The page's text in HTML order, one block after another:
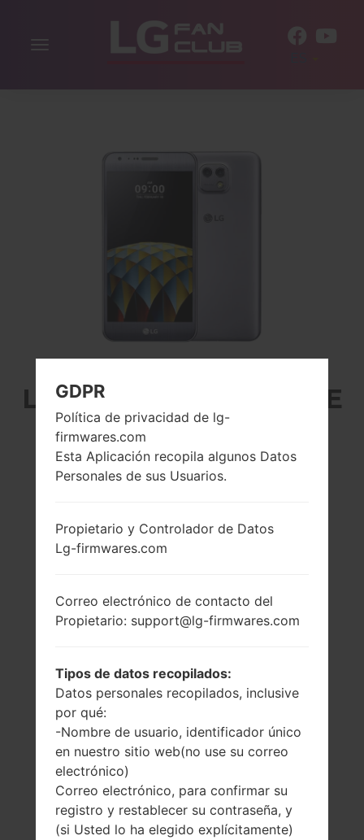
Alternar
LG K580Y (LGK580Y) DE
LA SERIE LG X CAM
5.2 pulgadas
1080 x 1920 píxeles
(~424 densidad de
píxeles por
118 gramos (4.16
onzas)
2520 mAh
2GB
GDPR
Política de privacidad de lg-
firmwares.com
Esta Aplicación recopila algunos Datos
Personales de sus Usuarios.
Propietario y Controlador de Datos
Lg-firmwares.com
Correo electrónico de contacto del
Propietario: support@lg-firmwares.com
Tipos de datos recopilados:
Datos personales recopilados, inclusive
por qué:
-Nombre de usuario, identificador único
en nuestro sitio web(no use su correo
electrónico)
Correo electrónico, para confirmar su
registro y restablecer su contraseña, y
(si Usted lo ha elegido explícitamente)